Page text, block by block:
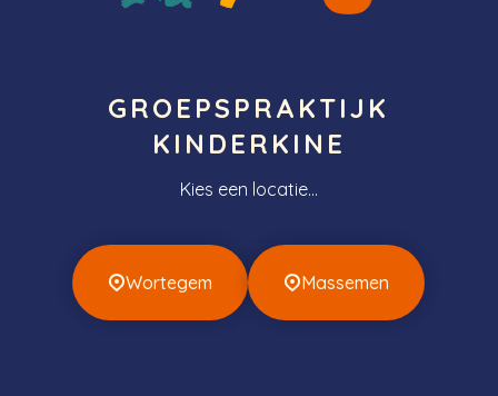
GROEPSPRAKTIJK
KINDERKINE
Kies een locatie...
Wortegem Massemen